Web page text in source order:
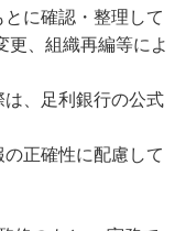
に確認・整理して
更、組織再編等によ
、足利銀行の公式
正確性に配慮して